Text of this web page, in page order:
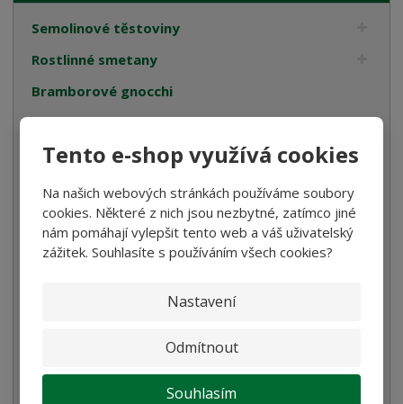
Tento e-shop využívá cookies
Na našich webových stránkách používáme soubory
cookies. Některé z nich jsou nezbytné, zatímco jiné
nám pomáhají vylepšit tento web a váš uživatelský
zážitek. Souhlasíte s používáním všech cookies?
Nastavení
Odmítnout
Souhlasím
Semolinové těstoviny
Rostlinné smetany
Bramborové gnocchi
Bezlepkové těstoviny
Velikonoce
Bulgur, Kuskus a Polenta
Oleje
Cukrovinky
Káva